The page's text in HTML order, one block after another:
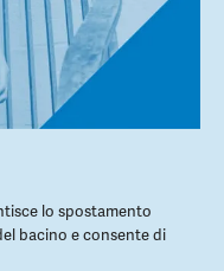
lo spostamento
bacino e consente di